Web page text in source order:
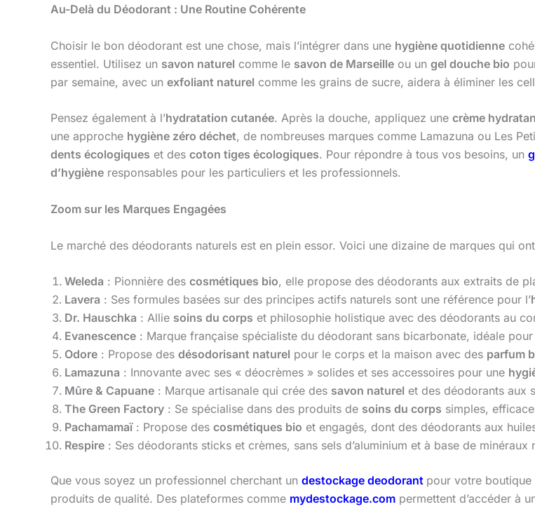
Au-Delà du Déodorant : Une Routine Cohérente
Choisir le bon déodorant est une chose, mais l’intégrer dans une hygiène quotidienne
essentiel. Utilisez un savon naturel comme le savon de Marseille ou un gel douche bio
par semaine, avec un exfoliant naturel comme les grains de sucre, aidera à éliminer les
Pensez également à l’hydratation cutanée. Après la douche, appliquez une crème
une approche hygiène zéro déchet, de nombreuses marques comme Lamazuna ou Les
dents écologiques et des coton tiges écologiques. Pour répondre à tous vos besoins, un
d’hygiène responsables pour les particuliers et les professionnels.
Zoom sur les Marques Engagées
Le marché des déodorants naturels est en plein essor. Voici une dizaine de marques qui
Weleda : Pionnière des cosmétiques bio, elle propose des déodorants aux extraits de
Lavera : Ses formules basées sur des principes actifs naturels sont une référence pour l’
Dr. Hauschka : Allie soins du corps et philosophie holistique avec des déodorants au
Evanescence : Marque française spécialiste du déodorant sans bicarbonate, idéale
Odore : Propose des désodorisant naturel pour le corps et la maison avec des parfum
Lamazuna : Innovante avec ses « déocrèmes » solides et ses accessoires pour une
Mûre & Capuane : Marque artisanale qui crée des savon naturel et des déodorants aux
The Green Factory : Se spécialise dans des produits de soins du corps simples,
Pachamamaï: Propose des cosmétiques bio et engagés, dont des déodorants aux
Respire : Ses déodorants sticks et crèmes, sans sels d’aluminium et à base de
Que vous soyez un professionnel cherchant un destockage deodorant pour votre boutique
produits de qualité. Des plateformes comme mydestockage.com permettent d’accéder à